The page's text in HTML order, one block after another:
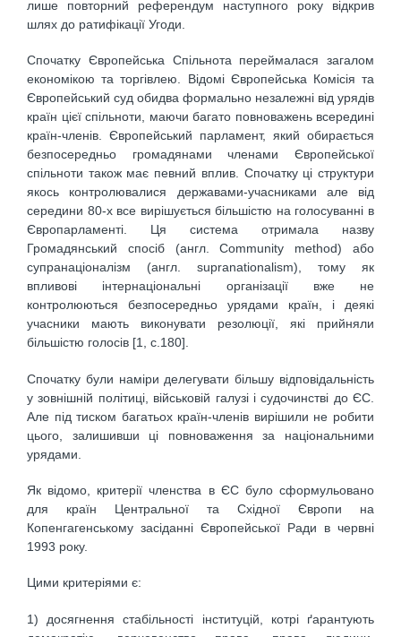
лише повторний референдум наступного року відкрив
шлях до ратифікації Угоди.
Спочатку Європейська Спільнота переймалася загалом
економікою та торгівлею. Відомі Європейська Комісія та
Європейський суд обидва формально незалежні від урядів
країн цієї спільноти, маючи багато повноважень всередині
країн-членів. Європейський парламент, який обирається
безпосередньо громадянами членами Європейської
спільноти також має певний вплив. Спочатку ці структури
якось контролювалися державами-учасниками але від
середини 80-х все вирішується більшістю на голосуванні в
Європарламенті. Ця система отримала назву
Громадянський спосіб (англ. Community method) або
супранаціоналізм (англ. supranationalism), тому як
впливові інтернаціональні організації вже не
контролюються безпосередньо урядами країн, і деякі
учасники мають виконувати резолюції, які прийняли
більшістю голосів [1, с.180].
Спочатку були наміри делегувати більшу відповідальність
у зовнішній політиці, військовій галузі і судочинстві до ЄС.
Але під тиском багатьох країн-членів вирішили не робити
цього, залишивши ці повноваження за національними
урядами.
Як відомо, критерії членства в ЄС було сформульовано
для країн Центральної та Східної Європи на
Копенгагенському засіданні Європейської Ради в червні
1993 року.
Цими критеріями є:
1) досягнення стабільності інституцій, котрі ґарантують